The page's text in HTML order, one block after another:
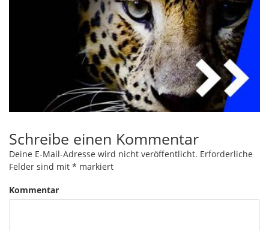
Schreibe einen Kommentar
Deine E-Mail-Adresse wird nicht veröffentlicht. Erforderliche
Felder sind mit * markiert
Kommentar